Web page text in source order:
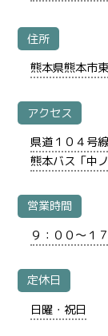
住所
熊本県熊本市
アクセス
県道１０４号
熊本バス「中
営業時間
９：００～１
定休日
日曜・祝日